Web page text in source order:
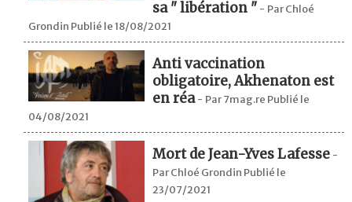
sa " libération " - Par Chloé
Grondin Publié le 18/08/2021
Anti vaccination
obligatoire, Akhenaton est
en réa - Par 7mag.re Publié le
04/08/2021
Mort de Jean-Yves Lafesse -
Par Chloé Grondin Publié le
23/07/2021